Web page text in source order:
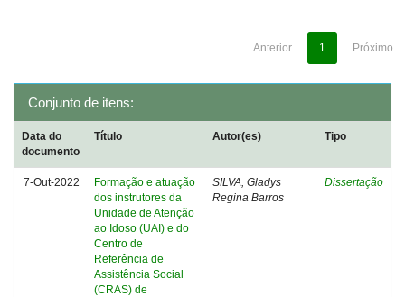
Anterior 1 Próximo
Conjunto de itens:
Data do
documento
Título Autor(es) Tipo
7-Out-2022
Formação e atuação
dos instrutores da
Unidade de Atenção
ao Idoso (UAI) e do
Centro de
Referência de
Assistência Social
(CRAS) de
SILVA, Gladys
Regina Barros
Dissertação